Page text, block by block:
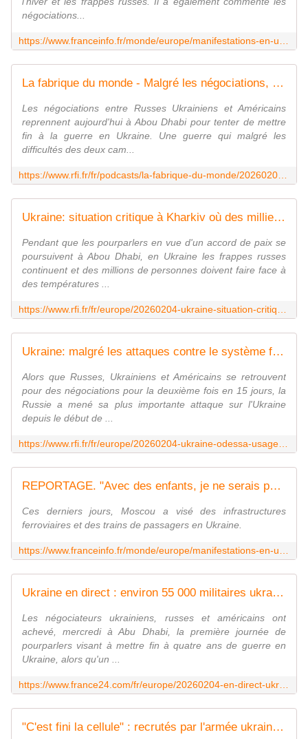
négociations...
La fabrique du monde - Malgré les négociations, la paix en Ukraine ne semble pas vraiment proche
Les négociations entre Russes Ukrainiens et Américains
reprennent aujourd'hui à Abou Dhabi pour tenter de mettre
fin à la guerre en Ukraine. Une guerre qui malgré les
difficultés des deux cam...
Ukraine: situation critique à Kharkiv où des milliers de foyers sont sans chauffage
Pendant que les pourparlers en vue d'un accord de paix se
poursuivent à Abou Dhabi, en Ukraine les frappes russes
continuent et des millions de personnes doivent faire face à
des températures ...
Ukraine: malgré les attaques contre le système ferroviaire, les passagers continuent de prendre le train
Alors que Russes, Ukrainiens et Américains se retrouvent
pour des négociations pour la deuxième fois en 15 jours, la
Russie a mené sa plus importante attaque sur l'Ukraine
depuis le début de ...
REPORTAGE. "Avec des enfants, je ne serais pas venu" : en Ukraine, la peur s'empare des passagers de trains, nouvelle cible des Russes
Ces derniers jours, Moscou a visé des infrastructures
ferroviaires et des trains de passagers en Ukraine.
Ukraine en direct : environ 55 000 militaires ukrainiens ont été tués depuis le début de la guerre, dit Zelensky
Les négociateurs ukrainiens, russes et américains ont
achevé, mercredi à Abu Dhabi, la première journée de
pourparlers visant à mettre fin à quatre ans de guerre en
Ukraine, alors qu'un ...
"C'est fini la cellule" : recrutés par l'armée ukrainienne pour pallier le manque d'hommes, des détenus se confient